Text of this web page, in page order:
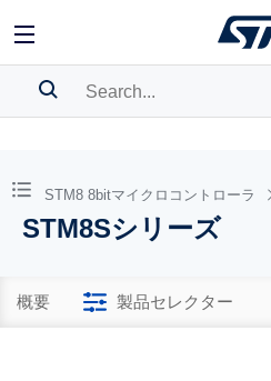
BOOKMARK
Pleaselog into show your saved
STM8 8bitマイクロコントローラ
STM8Sシリーズ
概要 製品セレクター